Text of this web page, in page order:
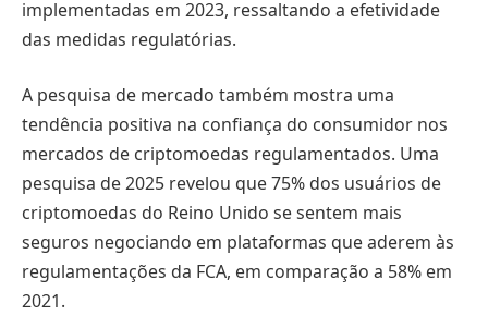
implementadas em 2023, ressaltando a efetividade
das medidas regulatórias.
A pesquisa de mercado também mostra uma
tendência positiva na confiança do consumidor nos
mercados de criptomoedas regulamentados. Uma
pesquisa de 2025 revelou que 75% dos usuários de
criptomoedas do Reino Unido se sentem mais
seguros negociando em plataformas que aderem às
regulamentações da FCA, em comparação a 58% em
2021.